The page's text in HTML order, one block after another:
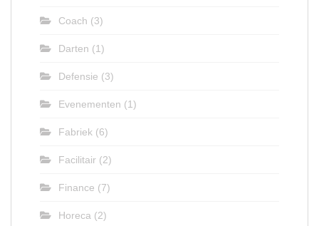
Coach (3)
Darten (1)
Defensie (3)
Evenementen (1)
Fabriek (6)
Facilitair (2)
Finance (7)
Horeca (2)